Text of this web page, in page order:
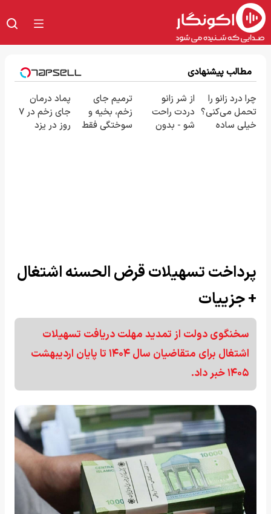
مطالب پیشنهادی
چرا درد زانو را
تحمل می‌کنی؟
خیلی ساده
از شر زانو
دردت راحت
شو - بدون
ترمیم جای
زخم، بخیه و
سوختگی فقط
پماد درمان
جای زخم در ۷
روز در یزد
پرداخت تسهیلات قرض الحسنه اشتغال
+ جزییات
سخنگوی دولت از تمدید مهلت دریافت تسهیلات
اشتغال برای متقاضیان سال ۱۴۰۴ تا پایان اردیبهشت
۱۴۰۵ خبر داد.